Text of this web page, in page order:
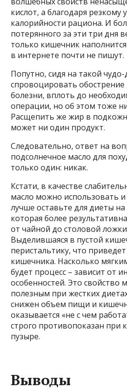
кислот, а благодаря
калорийности рациона. И
потерянного за эти три дня
только кишечник
в интернете почти не пишут.
Попутно, сидя на такой
спровоцировать
болезни, вплоть до
операции, но об этом тоже
Расщепить же жир в
может ни один продукт.
Следовательно, ответ на
подсолнечное масло для
только один: никак.
Кстати, в качестве
масло можно использовать и
лучше оставьте для диеты
которая более
от чайной до столовой
Выделившаяся в пустой
перистальтику, что
кишечника. Насколько
будет процесс – зависит от
особенностей. Это свойство
полезным при жестких
снижен объем пищи и
оказывается «не с чем
строго противопоказан при
пузыре.
Выводы